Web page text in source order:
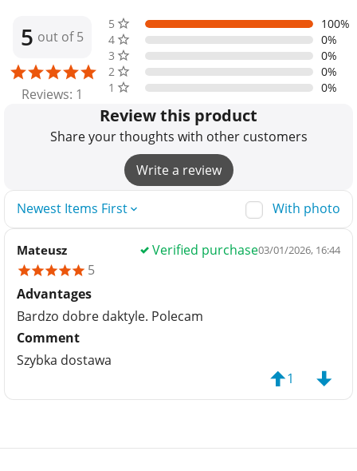
Review this product
Share your thoughts with other customers
Write a review
5 out of 5
Reviews: 1
5 stars
100%
4 stars
0%
3 stars
0%
2 stars
0%
1 star
0%
Newest Items First With photo
Mateusz Verified purchase03/01/2026, 16:44
5
Advantages
Bardzo dobre daktyle. Polecam
Comment
Szybka dostawa
1